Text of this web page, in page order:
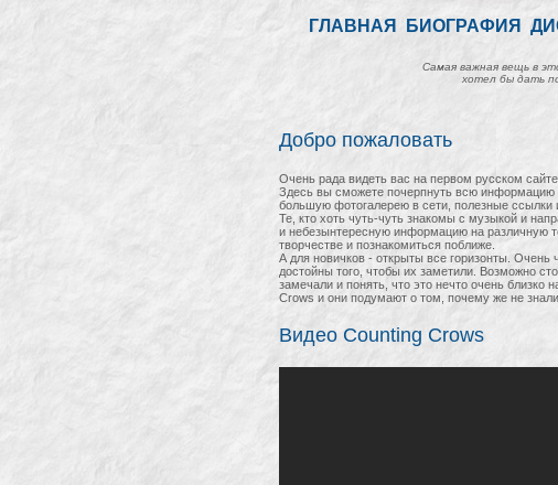
ГЛАВНАЯ БИОГРАФИЯ
Самая важная вещь в
хотел бы дать
Добро пожаловать
Очень рада видеть вас на первом русском
Здесь вы сможете почерпнуть всю информацию
большую фотогалерею в сети, полезные ссылки
Те, кто хоть чуть-чуть знакомы с музыкой и
и небезынтересную информацию на различную
творчестве и познакомиться поближе.
А для новичков - открыты все горизонты.
достойны того, чтобы их заметили. Возможно
замечали и понять, что это нечто очень близко
Crows и они подумают о том, почему же не
Видео Counting Crows